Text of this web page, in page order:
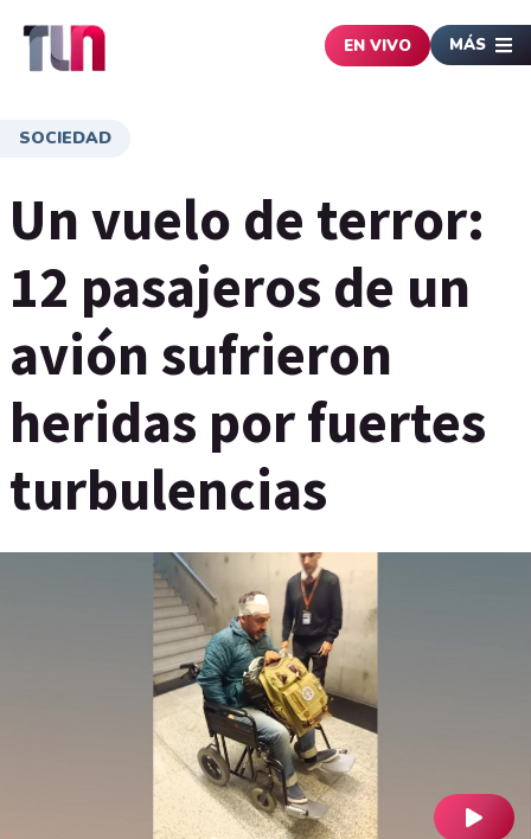
EN VIVO MÁS
SOCIEDAD
Un vuelo de terror:
12 pasajeros de un
avión sufrieron
heridas por fuertes
turbulencias